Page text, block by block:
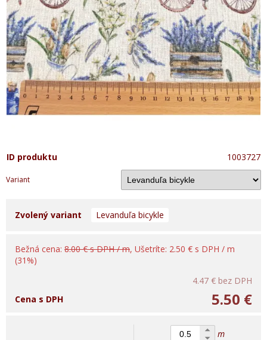
ID produktu 1003727
Variant
Zvolený variant Levanduľa bicykle
Bežná cena: 8.00 € s DPH / m, Ušetríte: 2.50 € s DPH / m
(31%)
4.47 € bez DPH
5.50 €
Cena s DPH
m